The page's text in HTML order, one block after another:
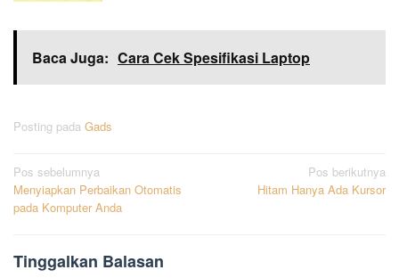
Baca Juga: Cara Cek Spesifikasi Laptop
Posting pada Gads
Navigasi
pos
Pos sebelumnya
Menyiapkan Perbaikan Otomatis
pada Komputer Anda
Pos berikutnya
Hitam Hanya Ada Kursor
Tinggalkan Balasan